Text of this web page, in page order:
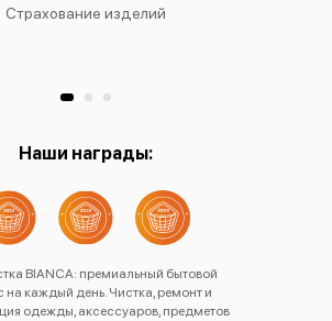
Страхование изделий
Наши награды:
BIANCA: премиальный бытовой
на каждый день. Чистка, ремонт и
одежды, аксессуаров, предметов